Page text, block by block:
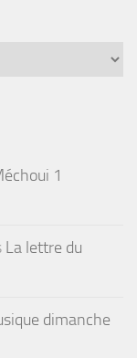
1
La lettre du
dimanche